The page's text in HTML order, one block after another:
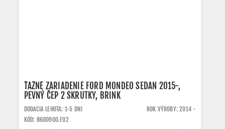
ŤAŽNÉ ZARIADENIE FORD MONDEO SEDAN 2015-,
PEVNÝ ČEP 2 SKRUTKY, BRINK
DODACIA LEHOTA: 1-5 DNI
ROK VÝROBY: 2014 -
KÓD: B600900.FO2